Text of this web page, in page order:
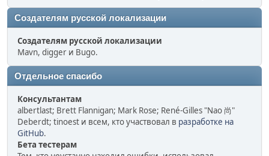
Создателям русской локализации
Создателям русской локализации
Mavn, digger и Bugo.
Отдельное спасибо
Консультантам
albertlast; Brett Flannigan; Mark Rose; René-Gilles "Nao 尚"
Deberdt; tinoest и всем, кто участвовал в разработке на
GitHub.
Бета тестерам